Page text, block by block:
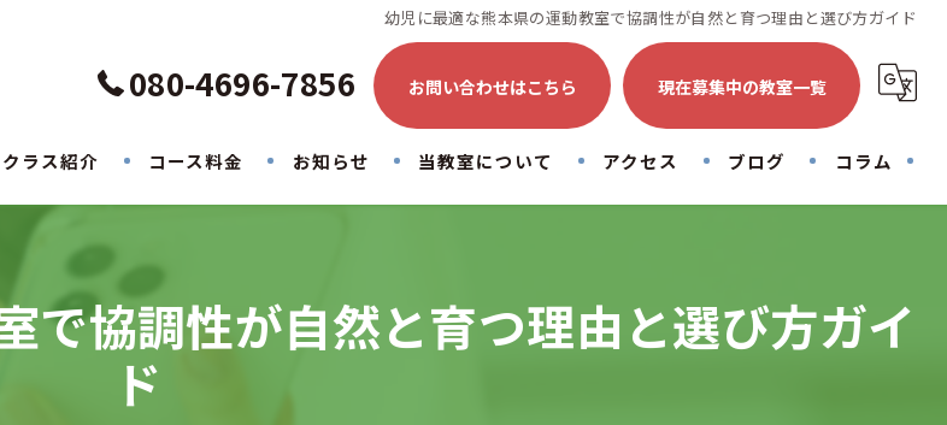
幼児に最適な熊本県の運動教室で協調性が自然と育つ理由と選び方ガイド
080-4696-7856 お問い合わせはこちら 現在募集中の教室一覧
クラス紹介 コース料金 お知らせ 当教室について
初心者
アクセス ブログ コラム
で協調性が自然と育つ理由と選び方ガイ
ド